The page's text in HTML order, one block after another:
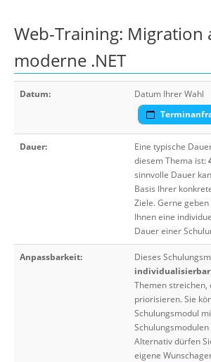
Web-Training: Migration
moderne .NET
Datum:
Datum Ihrer Wahl
Dauer:
Eine typische
diesem Thema ist:
sinnvolle Dauer
Basis Ihrer
Ziele. Gerne
Ihnen eine
Dauer einer
Anpassbarkeit: Dieses
individualisierbar
Themen streichen,
priorisieren. Sie
Schulungsmodul
Alternativ dürfen
eigene